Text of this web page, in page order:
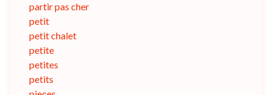
partir pas cher
petit
petit chalet
petite
petites
petits